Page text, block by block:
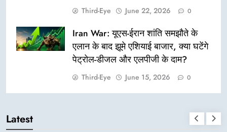
Third-Eye June 22, 2026 0
Iran War: यूएस-ईरान शांति समझौते के
एलान के बाद झूमे एशियाई बाजार, क्या घटेंगे
पेट्रोल-डीजल और एलपीजी के दाम?
Third-Eye June 15, 2026 0
Latest